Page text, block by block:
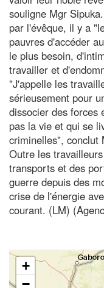
souligne Mgr
par l'évêque, il y a
pauvres d'accéder
le plus besoin,
travailler et
"J'appelle les
sérieusement pour
dissocier des forces
pas la vie et qui se
criminelles", conclut
Outre les
transports et des
guerre depuis des
crise de l'énergie
courant. (LM)
+
−